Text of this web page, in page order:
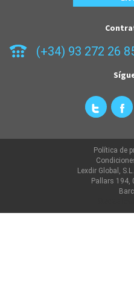
(+34) 93 272 26
Política de
Lexdir Global,
Pallars 194,